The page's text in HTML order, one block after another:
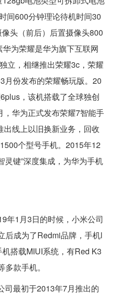
间600分钟理论待机时间30
头（前后）后置摄像头800
为荣耀是华为旗下互联网
立，相继推出荣耀3c，荣耀
月份发布的荣耀畅玩版。20
，该机搭载了全球独创
华为正式发布荣耀7智能手
线上以旧换新业务，回收
个型号手机。2015年12
灵键”深度集成，为华为手机
年1月3日的时候，小米公司
后成为了Redmi品牌，手机l
搭载MIUI系统，有Red K3
款手机。
司最初于2013年7月推出的